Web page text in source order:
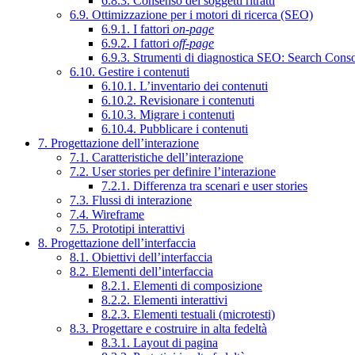
6.9. Ottimizzazione per i motori di ricerca (SEO)
6.9.1. I fattori on-page
6.9.2. I fattori off-page
6.9.3. Strumenti di diagnostica SEO: Search
6.10. Gestire i contenuti
6.10.1. L’inventario dei contenuti
6.10.2. Revisionare i contenuti
6.10.3. Migrare i contenuti
6.10.4. Pubblicare i contenuti
7. Progettazione dell’interazione
7.1. Caratteristiche dell’interazione
7.2. User stories per definire l’interazione
7.2.1. Differenza tra scenari e user stories
7.3. Flussi di interazione
7.4. Wireframe
7.5. Prototipi interattivi
8. Progettazione dell’interfaccia
8.1. Obiettivi dell’interfaccia
8.2. Elementi dell’interfaccia
8.2.1. Elementi di composizione
8.2.2. Elementi interattivi
8.2.3. Elementi testuali (microtesti)
8.3. Progettare e costruire in alta fedeltà
8.3.1. Layout di pagina